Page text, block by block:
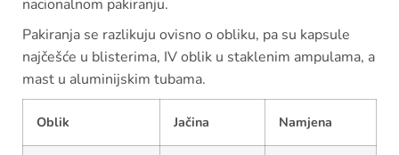
nacionalnom pakiranju.
Pakiranja se razlikuju ovisno o obliku, pa su kapsule
najčešće u blisterima, IV oblik u staklenim ampulama, a
mast u aluminijskim tubama.
Oblik Jačina Namjena